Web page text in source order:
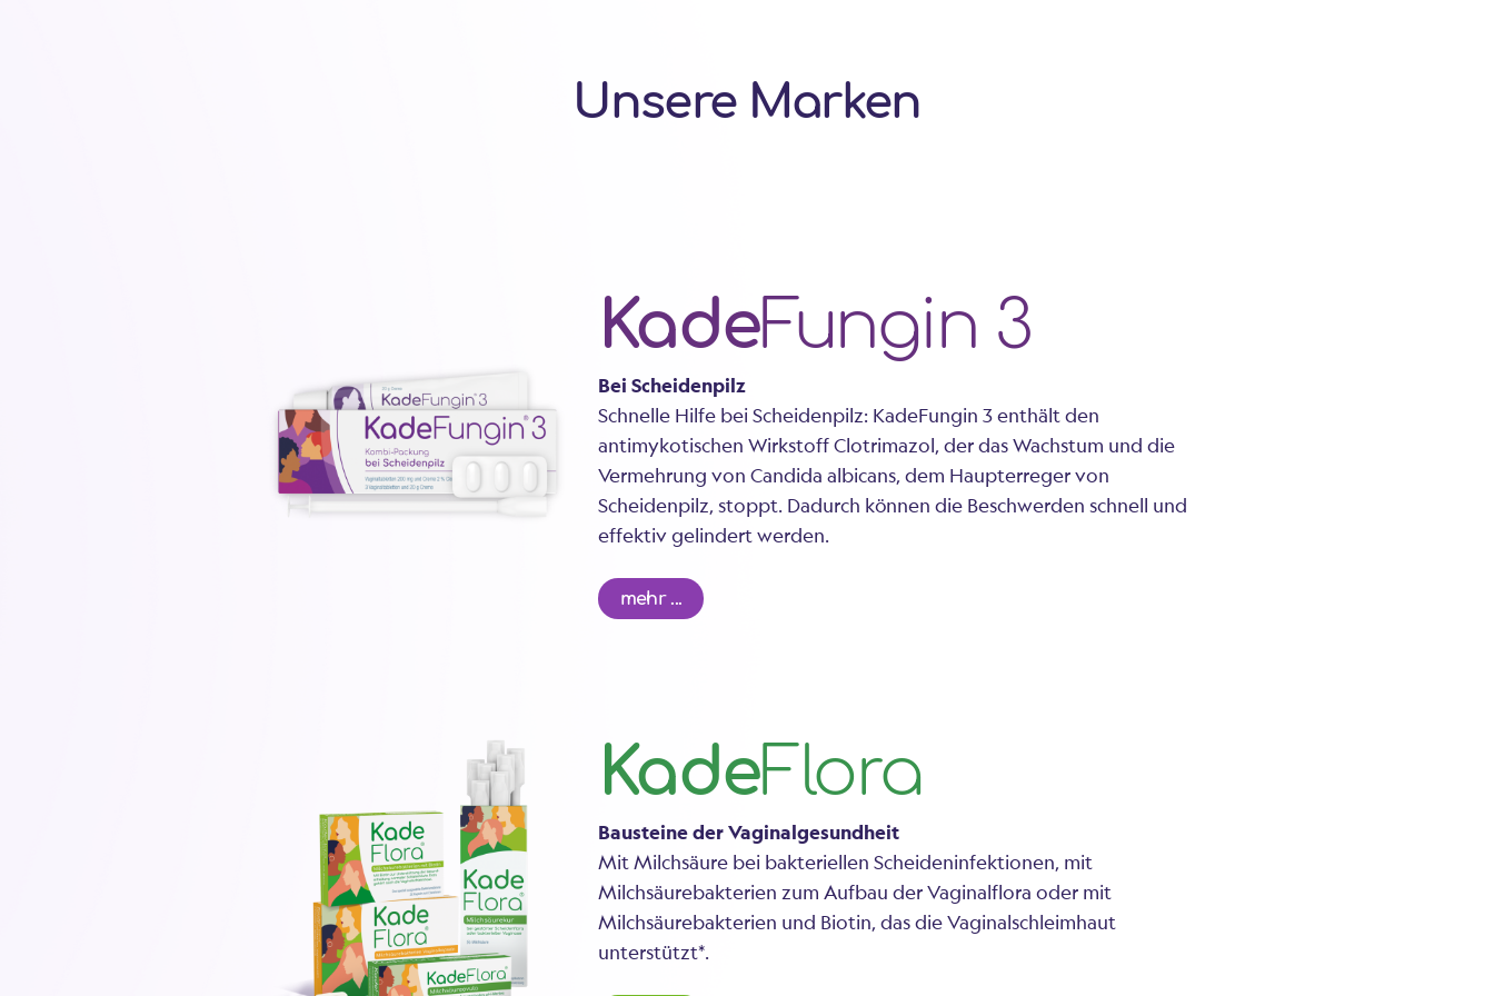
Unsere Marken
KadeFungin 3
Bei Scheidenpilz
Schnelle Hilfe bei Scheidenpilz: KadeFungin 3 enthält den
antimykotischen Wirkstoff Clotrimazol, der das Wachstum und die
Vermehrung von Candida albicans, dem Haupterreger von
Scheidenpilz, stoppt. Dadurch können die Beschwerden schnell und
effektiv gelindert werden.
mehr ...
KadeFlora
Bausteine der Vaginalgesundheit
Mit Milchsäure bei bakteriellen Scheideninfektionen, mit
Milchsäurebakterien zum Aufbau der Vaginalflora oder mit
Milchsäurebakterien und Biotin, das die Vaginalschleimhaut
unterstützt*.